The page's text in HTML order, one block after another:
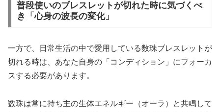
普段使いのブレスレットが切れた時に気づくべ
き「心身の波長の変化」
一方で、日常生活の中で愛用している数珠ブレスレットが
切れる時は、あなた自身の「コンディション」にフォーカ
スする必要があります。
数珠は常に持ち主の生体エネルギー（オーラ）と共鳴して